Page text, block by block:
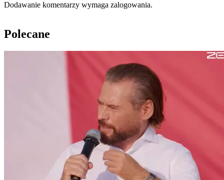
Dodawanie komentarzy wymaga zalogowania.
Polecane